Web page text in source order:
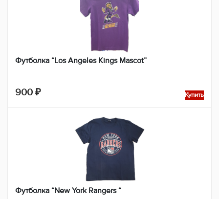
Футболка “Los Angeles Kings Mascot”
900 ₽ Купить
Футболка “New York Rangers “